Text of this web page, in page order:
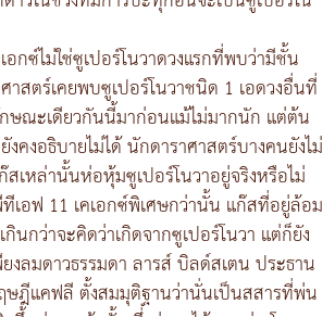
กซ์ไม่ใช่ซูเปอร์โนวาดวงแรกที่พบว่ามีชั้น
สตร์เคยพบซูเปอร์โนวาชนิด 1 เอดวงอื่นที่
ณะเดียวกันนี้มาก่อนแม้ไม่มากนัก แต่ต้น
คงอธิบายไม่ได้ นักดาราศาสตร์บางคนยังไม่
สเหล่านั้นห่อหุ้มซูเปอร์โนวาอยู่จริงหรือไม่
เอฟ 11 เคเอกซ์พิเศษกว่านั้น แก๊สที่อยู่ล้อม
นกว่าจะคิดว่าเกิดจากซูเปอร์โนวา แต่ก็ยัง
ยงลมดาวธรรมดา ลารส์ บิลด์สเตน ประธาน
ฎีแคฟลี ตั้งสมมุติฐานว่านั่นเป็นสสารที่พ่น